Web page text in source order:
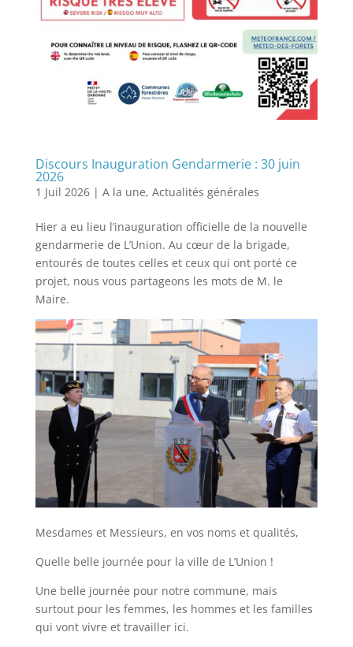
Discours Inauguration Gendarmerie : 30 juin
2026
1 Juil 2026| A la une, Actualités générales
Hier a eu lieu l’inauguration officielle de la nouvelle
gendarmerie de L’Union. Au cœur de la brigade,
entourés de toutes celles et ceux qui ont porté ce
projet, nous vous partageons les mots de M. le
Maire.
Mesdames et Messieurs, en vos noms et qualités,
Quelle belle journée pour la ville de L’Union !
Une belle journée pour notre commune, mais
surtout pour les femmes, les hommes et les familles
qui vont vivre et travailler ici.